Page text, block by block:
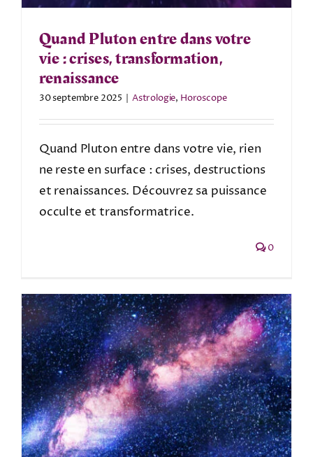
Quand Pluton entre dans votre
vie : crises, transformation,
renaissance
30 septembre 2025 | Astrologie, Horoscope
Quand Pluton entre dans votre vie, rien
ne reste en surface : crises, destructions
et renaissances. Découvrez sa puissance
occulte et transformatrice.
0